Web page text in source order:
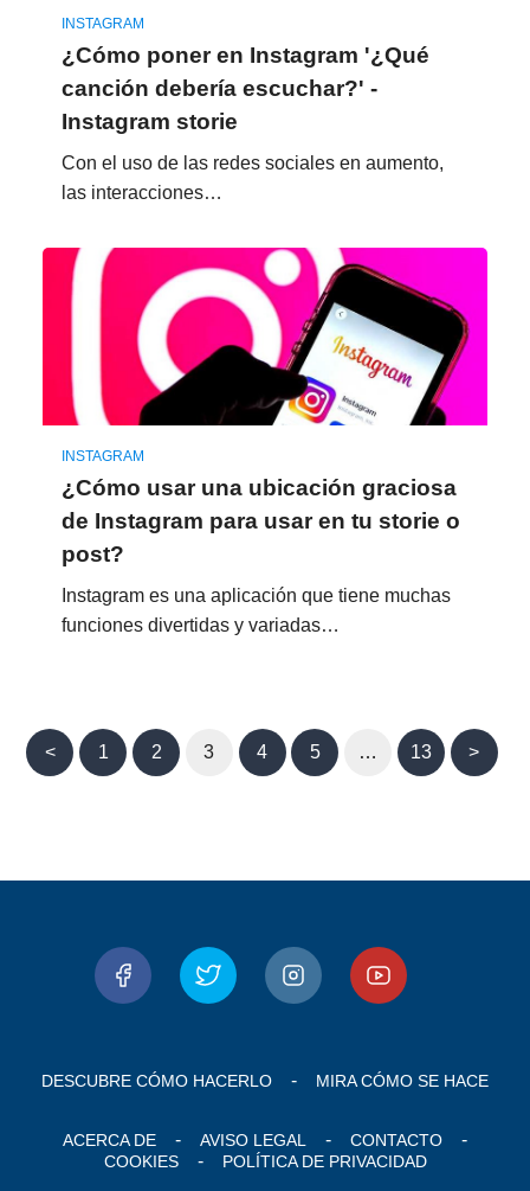
INSTAGRAM
¿Cómo poner en Instagram '¿Qué
canción debería escuchar?' -
Instagram storie
Con el uso de las redes sociales en aumento,
las interacciones…
INSTAGRAM
¿Cómo usar una ubicación graciosa
de Instagram para usar en tu storie o
post?
Instagram es una aplicación que tiene muchas
funciones divertidas y variadas…
< 1 2 3 4 5 … 13 >
DESCUBRE CÓMO HACERLO MIRA CÓMO SE HACE
ACERCA DE AVISO LEGAL
CONTACTO
COOKIES
POLÍTICA DE PRIVACIDAD